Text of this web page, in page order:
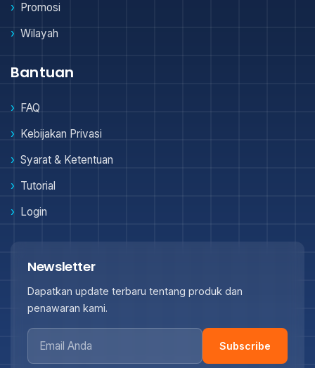
Promosi
Wilayah
Bantuan
FAQ
Kebijakan Privasi
Syarat & Ketentuan
Tutorial
Login
Newsletter
Dapatkan update terbaru tentang produk dan
penawaran kami.
Subscribe